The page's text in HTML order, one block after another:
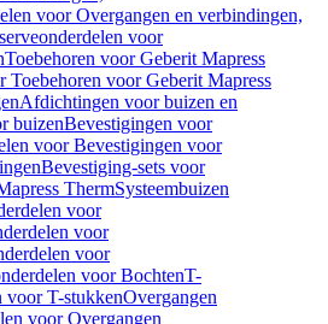
voor Overgangen en verbindingen,
voor
Toebehoren voor Geberit Mapress
Toebehoren voor Geberit Mapress
Afdichtingen voor buizen en
buizenBevestigingen voor
voor Bevestigingen voor
Bevestiging-sets voor
ThermSysteembuizen
voor
voor
voor
voor BochtenT-
voor T-stukkenOvergangen
voor Overgangen